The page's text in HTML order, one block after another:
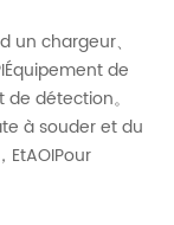
un chargeur、
de
détection。
à souder et du